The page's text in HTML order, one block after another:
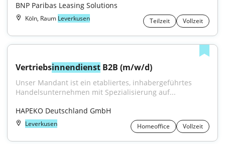
BNP Paribas Leasing Solutions
Köln, Raum Leverkusen Teilzeit Vollzeit
Vertriebsinnendienst B2B (m/w/d)
Unser Mandant ist ein etabliertes, inhabergeführtes
Handelsunternehmen mit Spezialisierung auf...
HAPEKO Deutschland GmbH
Leverkusen Homeoffice Vollzeit